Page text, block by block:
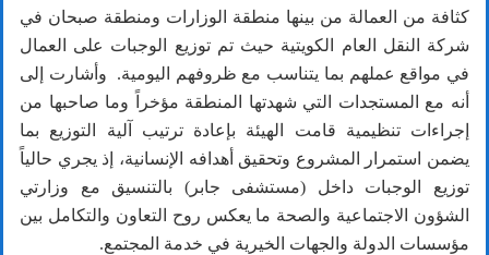
كثافة من العمالة من بينها منطقة الوزارات ومنطقة صبحان في
شركة النقل العام الكويتية حيث تم توزيع الوجبات على العمال
في مواقع عملهم بما يتناسب مع ظروفهم اليومية. وأشارت إلى
أنه مع المستجدات التي شهدتها المنطقة مؤخراً وما صاحبها من
إجراءات تنظيمية قامت الهيئة بإعادة ترتيب آلية التوزيع بما
يضمن استمرار المشروع وتحقيق أهدافه الإنسانية، إذ يجري حالياً
توزيع الوجبات داخل (مستشفى جابر) بالتنسيق مع وزارتي
الشؤون الاجتماعية والصحة ما يعكس روح التعاون والتكامل بين
مؤسسات الدولة والجهات الخيرية في خدمة المجتمع.